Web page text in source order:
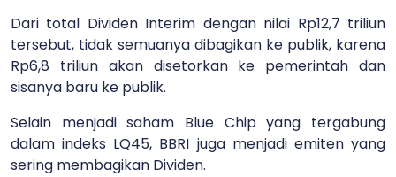
Dari total Dividen Interim dengan nilai Rp12,7 triliun
tersebut, tidak semuanya dibagikan ke publik, karena
Rp6,8 triliun akan disetorkan ke pemerintah dan
sisanya baru ke publik.
Selain menjadi saham Blue Chip yang tergabung
dalam indeks LQ45, BBRI juga menjadi emiten yang
sering membagikan Dividen.